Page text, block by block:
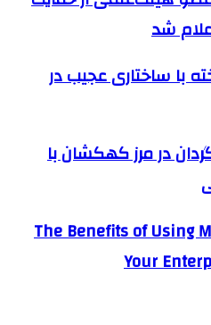
شد
با ساختاری عجیب در
در مرز کهکشان با
The Benefits of Using
Your